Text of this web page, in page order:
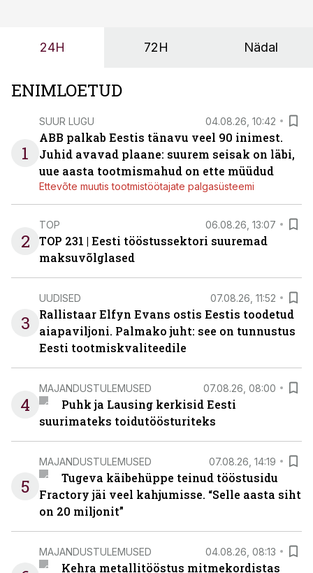
24H 72H Nädal
ENIMLOETUD
1
SUUR LUGU 04.08.26, 10:42
ABB palkab Eestis tänavu veel 90 inimest.
Juhid avavad plaane: suurem seisak on läbi,
uue aasta tootmismahud on ette müüdud
Ettevõte muutis tootmistöötajate palgasüsteemi
2
TOP 06.08.26, 13:07
TOP 231 | Eesti tööstussektori suuremad
maksuvõlglased
3
UUDISED 07.08.26, 11:52
Rallistaar Elfyn Evans ostis Eestis toodetud
aiapaviljoni. Palmako juht: see on tunnustus
Eesti tootmiskvaliteedile
4
MAJANDUSTULEMUSED 07.08.26, 08:00
Puhk ja Lausing kerkisid Eesti
suurimateks toidutöösturiteks
5
MAJANDUSTULEMUSED 07.08.26, 14:19
Tugeva käibehüppe teinud tööstusidu
Fractory jäi veel kahjumisse. “Selle aasta siht
on 20 miljonit”
MAJANDUSTULEMUSED 04.08.26, 08:13
Kehra metallitööstus mitmekordistas